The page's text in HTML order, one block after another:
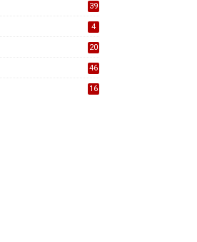
39
4
20
46
16